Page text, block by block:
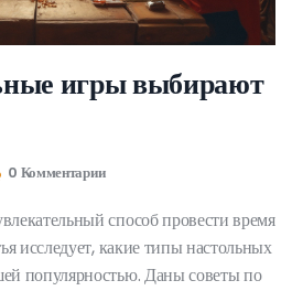
игры выбирают
0 Комментарии
способ провести время
исследует, какие типы настольных
популярностью. Даны советы по